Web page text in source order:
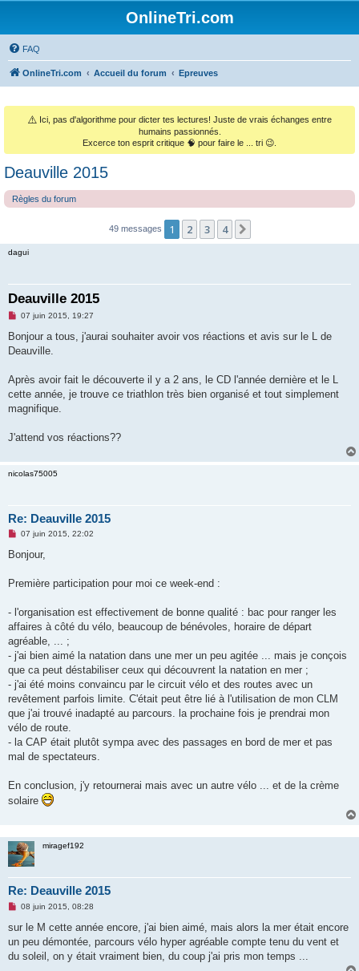
OnlineTri.com
FAQ
OnlineTri.com Accueil du forum Epreuves
⚠️ Ici, pas d'algorithme pour dicter tes lectures! Juste de vrais échanges entre
humains passionnés.
Excerce ton esprit critique 🧠 pour faire le ... tri 😉.
Deauville 2015
Règles du forum
49 messages 1 2 3 4
dagui
Deauville 2015
M
s
a
n
o
l
07 juin 2015, 19:27
Bonjour a tous, j'aurai souhaiter avoir vos réactions et avis sur le L de
Deauville.
Après avoir fait le découverte il y a 2 ans, le CD l'année dernière et le L
cette année, je trouve ce triathlon très bien organisé et tout simplement
magnifique.
J'attend vos réactions??
nicolas75005
Re: Deauville 2015
M
s
g
o
l
u
07 juin 2015, 22:02
Bonjour,
Première participation pour moi ce week-end :
- l'organisation est effectivement de bonne qualité : bac pour ranger les
affaires à côté du vélo, beaucoup de bénévoles, horaire de départ
agréable, ... ;
- j'ai bien aimé la natation dans une mer un peu agitée ... mais je conçois
que ca peut déstabiliser ceux qui découvrent la natation en mer ;
- j'ai été moins convaincu par le circuit vélo et des routes avec un
revêtement parfois limite. C'était peut être lié à l'utilisation de mon CLM
que j'ai trouvé inadapté au parcours. la prochaine fois je prendrai mon
vélo de route.
- la CAP était plutôt sympa avec des passages en bord de mer et pas
mal de spectateurs.
En conclusion, j'y retournerai mais avec un autre vélo ... et de la crème
solaire
miragef192
Re: Deauville 2015
M
s
a
g
08 juin 2015, 08:28
sur le M cette année encore, j'ai bien aimé, mais alors la mer était encore
un peu démontée, parcours vélo hyper agréable compte tenu du vent et
du soleil, on y était vraiment bien, du coup j'ai pris mon temps ...